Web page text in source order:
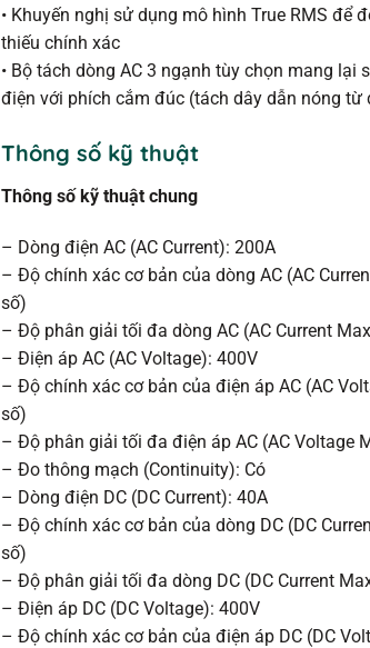
• Khuyến nghị sử dụng mô hình True RMS
thiếu chính xác
• Bộ tách dòng AC 3 ngạnh tùy chọn mang
điện với phích cắm đúc (tách dây dẫn nóng
Thông số kỹ thuật
Thông số kỹ thuật chung
– Dòng điện AC (AC Current): 200A
– Độ chính xác cơ bản của dòng AC (AC
số)
– Độ phân giải tối đa dòng AC (AC Current
– Điện áp AC (AC Voltage): 400V
– Độ chính xác cơ bản của điện áp AC (AC
số)
– Độ phân giải tối đa điện áp AC (AC Voltage
– Đo thông mạch (Continuity): Có
– Dòng điện DC (DC Current): 40A
– Độ chính xác cơ bản của dòng DC (DC
số)
– Độ phân giải tối đa dòng DC (DC Current
– Điện áp DC (DC Voltage): 400V
– Độ chính xác cơ bản của điện áp DC (DC